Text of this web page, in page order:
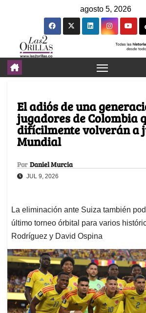
agosto 5, 2026
El adiós de una
jugadores de Colombia
difícilmente volverán a
Mundial
Por Daniel Murcia
JUL 9, 2026
La eliminación ante Suiza también
último torneo órbital para varios
Rodríguez y David Ospina